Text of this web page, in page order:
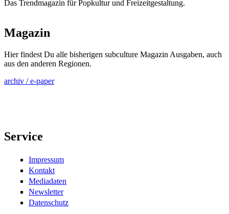
Das Trendmagazin für Popkultur und Freizeitgestaltung.
Magazin
Hier findest Du alle bisherigen subculture Magazin Ausgaben, auch
aus den anderen Regionen.
archiv / e-paper
Service
Impressum
Kontakt
Mediadaten
Newsletter
Datenschutz